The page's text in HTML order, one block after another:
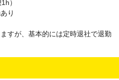
）
り
すが、基本的には定時退社で退勤